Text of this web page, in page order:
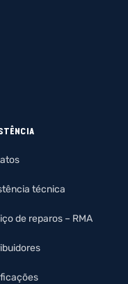
técnica
de reparos – RMA